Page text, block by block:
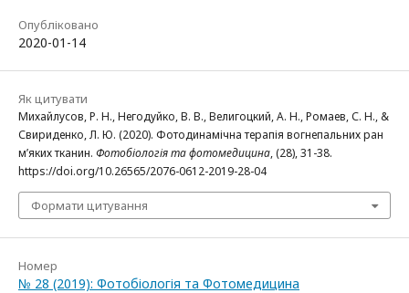
Опубліковано
2020-01-14
Як цитувати
Михайлусов, Р. Н., Негодуйко, В. В., Велигоцкий, А. Н., Ромаев, С. Н., &
Свириденко, Л. Ю. (2020). Фотодинамічна терапія вогнепальних ран
м’яких тканин. Фотобіологія та фотомедицина, (28), 31-38.
https://doi.org/10.26565/2076-0612-2019-28-04
Формати цитування
Номер
№ 28 (2019): Фотобіологія та Фотомедицина